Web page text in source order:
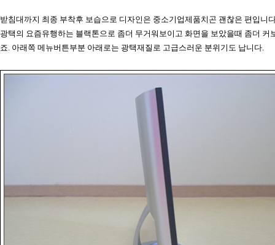
받침대까지 최종 부착후 보습으로 디자인은 중소기업제품치곤 괜찮은 편입니
광택의 요즘유행하는 블랙톤으로 좀더 무거워보이고 화면을 보았을때 좀더 커
죠. 아래쪽 메뉴버튼부분 아래로는 광택재질로 고급스러운 분위기도 납니다.